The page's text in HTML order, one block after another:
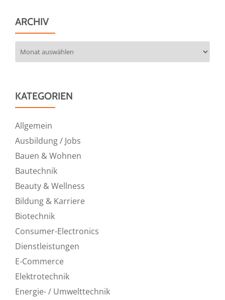
ARCHIV
KATEGORIEN
Allgemein
Ausbildung / Jobs
Bauen & Wohnen
Bautechnik
Beauty & Wellness
Bildung & Karriere
Biotechnik
Consumer-Electronics
Dienstleistungen
E-Commerce
Elektrotechnik
Energie- / Umwelttechnik